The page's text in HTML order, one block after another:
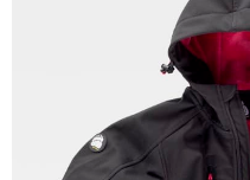
Tallas: S, M, L, XL, XXL, 3XL